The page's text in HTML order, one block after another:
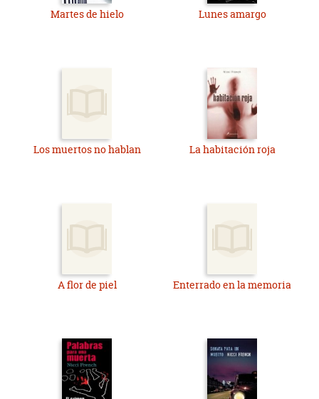
Martes de hielo Lunes amargo
Los muertos no hablan La habitación roja
A flor de piel Enterrado en la memoria